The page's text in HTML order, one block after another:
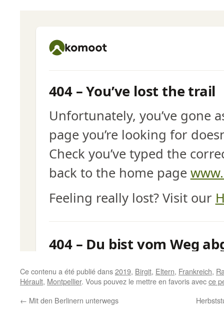
Ce contenu a été publié dans2019, Birgit, Eltern, Frankreich,
Hérault, Montpellier. Vous pouvez le mettre en favoris avecce
← Mit den Berlinern unterwegs